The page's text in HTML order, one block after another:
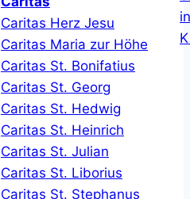
Caritas Herz Jesu
Caritas Maria zur Höhe
Caritas St. Bonifatius
Caritas St. Georg
Caritas St. Hedwig
Caritas St. Heinrich
Caritas St. Julian
Caritas St. Liborius
Caritas St. Stephanus